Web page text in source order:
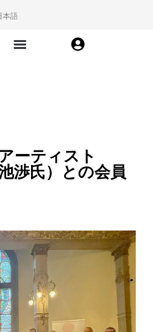
本語
ーティスト
渉氏）との会員